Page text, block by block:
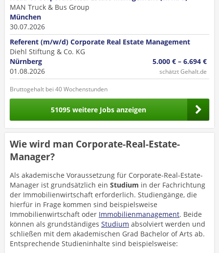
MAN Truck & Bus Group
München
30.07.2026
Referent (m/w/d) Corporate Real Estate Management
Diehl Stiftung & Co. KG
Nürnberg
01.08.2026
5.000 € – 6.694 €
schätzt Gehalt.de
Bruttogehalt bei 40 Wochenstunden
51095 weitere Jobs anzeigen
Wie wird man Corporate-Real-Estate-
Manager?
Als akademische Voraussetzung für Corporate-Real-Estate-
Manager ist grundsätzlich ein Studium in der Fachrichtung
der Immobilienwirtschaft erforderlich. Studiengänge, die
hierfür in Frage kommen sind beispielsweise
Immobilienwirtschaft oder Immobilienmanagement. Beide
können als grundständiges Studium absolviert werden und
schließen mit dem akademischen Grad Bachelor of Arts ab.
Entsprechende Studieninhalte sind beispielsweise: